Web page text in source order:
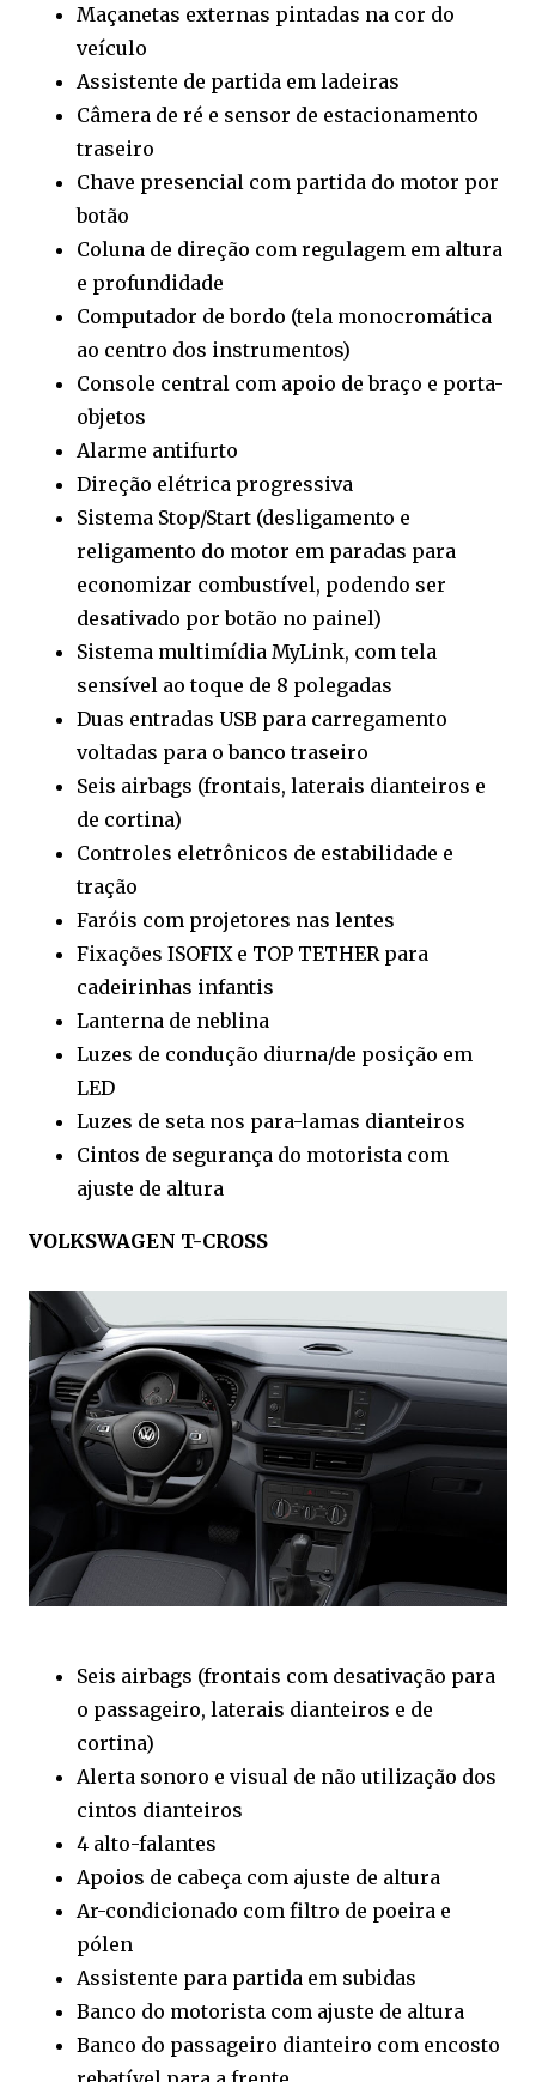
Maçanetas externas pintadas na cor do
veículo
Assistente de partida em ladeiras
Câmera de ré e sensor de estacionamento
traseiro
Chave presencial com partida do motor por
botão
Coluna de direção com regulagem em altura
e profundidade
Computador de bordo (tela monocromática
ao centro dos instrumentos)
Console central com apoio de braço e porta-
objetos
Alarme antifurto
Direção elétrica progressiva
Sistema Stop/Start (desligamento e
religamento do motor em paradas para
economizar combustível, podendo ser
desativado por botão no painel)
Sistema multimídia MyLink, com tela
sensível ao toque de 8 polegadas
Duas entradas USB para carregamento
voltadas para o banco traseiro
Seis airbags (frontais, laterais dianteiros e
de cortina)
Controles eletrônicos de estabilidade e
tração
Faróis com projetores nas lentes
Fixações ISOFIX e TOP TETHER para
cadeirinhas infantis
Lanterna de neblina
Luzes de condução diurna/de posição em
LED
Luzes de seta nos para-lamas dianteiros
Cintos de segurança do motorista com
ajuste de altura
VOLKSWAGEN T-CROSS
Seis airbags (frontais com desativação para
o passageiro, laterais dianteiros e de
cortina)
Alerta sonoro e visual de não utilização dos
cintos dianteiros
4 alto-falantes
Apoios de cabeça com ajuste de altura
Ar-condicionado com filtro de poeira e
pólen
Assistente para partida em subidas
Banco do motorista com ajuste de altura
Banco do passageiro dianteiro com encosto